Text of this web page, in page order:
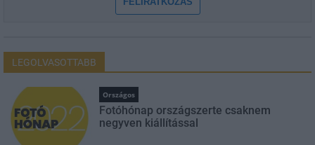
LEGOLVASOTTABB
Országos
Fotóhónap országszerte csaknem
negyven kiállítással